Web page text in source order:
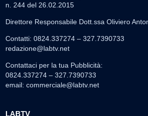
n. 244 del 26.02.2015
Direttore Responsabile Dott.ssa Oliviero
Contatti: 0824.337274 – 327.7390733
redazione@labtv.net
Contattaci per la tua Pubblicità:
0824.337274 – 327.7390733
email: commerciale@labtv.net
LABTV